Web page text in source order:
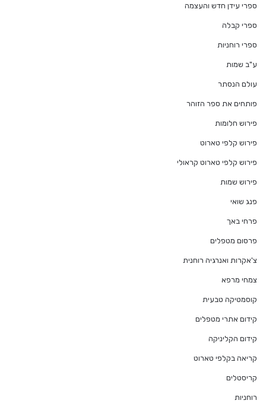
ספרי עידן חדש והעצמה
ספרי קבלה
ספרי רוחניות
ע"ב שמות
עולם הנסתר
פותחים את ספר הזוהר
פירוש חלומות
פירוש קלפי טארוט
פירוש קלפי טארוט קראולי
פירוש שמות
פנג שואי
פרחי באך
פרסום מטפלים
צ'אקרות ואנרגיה רוחנית
צמחי מרפא
קוסמטיקה טבעית
קידום אתרי מטפלים
קידום הקליניקה
קריאה בקלפי טארוט
קריסטלים
רוחניות